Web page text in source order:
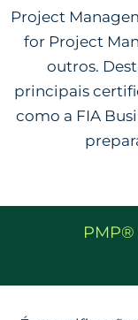
Project
for Project
outros.
principais
como a FIA